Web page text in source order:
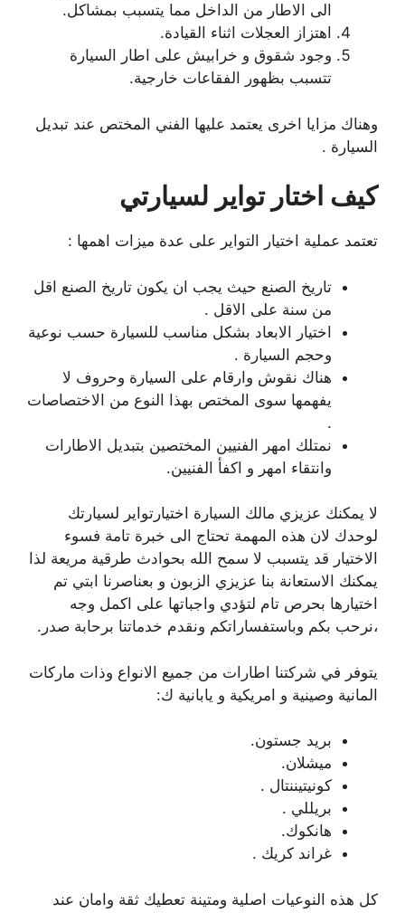
الى الاطار من الداخل مما يتسبب بمشاكل.
اهتزاز العجلات اثناء القيادة.
وجود شقوق و خرابيش على اطار السيارة
تتسبب بظهور الفقاعات خارجية.
وهناك مزايا اخرى يعتمد عليها الفني المختص عند تبديل
السيارة .
كيف اختار تواير لسيارتي
تعتمد عملية اختيار التواير على عدة ميزات اهمها :
تاريخ الصنع حيث يجب ان يكون تاريخ الصنع اقل
من سنة على الاقل .
اختيار الابعاد بشكل مناسب للسيارة حسب نوعية
وحجم السيارة .
هناك نقوش وارقام على السيارة وحروف لا
يفهمها سوى المختص بهذا النوع من الاختصاصات
.
نمتلك امهر الفنيين المختصين بتبديل الاطارات
وانتقاء امهر و اكفأ الفنيين.
لا يمكنك عزيزي مالك السيارة اختيارتواير لسيارتك
لوحدك لان هذه المهمة تحتاج الى خبرة تامة فسوء
الاختيار قد يتسبب لا سمح الله بحوادث طرقية مريعة لذا
يمكنك الاستعانة بنا عزيزي الزبون و بعناصرنا ابتي تم
اختيارها بحرص تام لتؤدي واجباتها على اكمل وجه
،نرحب بكم وباستفساراتكم ونقدم خدماتنا برحابة صدر.
يتوفر في شركتنا اطارات من جميع الانواع وذات ماركات
المانية وصينية و امريكية و يابانية ك:
بريد جستون.
ميشلان.
كونيتيننتال .
بريللي .
هانكوك.
غراند كريك .
كل هذه النوعيات اصلية ومتينة تعطيك ثقة وامان عند